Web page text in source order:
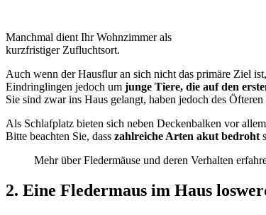
Manchmal dient Ihr Wohnzimmer als
kurzfristiger Zufluchtsort.
Auch wenn der Hausflur an sich nicht das primäre Ziel
Eindringlingen jedoch um junge Tiere, die auf den
Sie sind zwar ins Haus gelangt, haben jedoch des
Als Schlafplatz bieten sich neben Deckenbalken vor
Bitte beachten Sie, dass zahlreiche Arten akut bedroht
Mehr über Fledermäuse und deren Verhalten
2. Eine Fledermaus im Haus